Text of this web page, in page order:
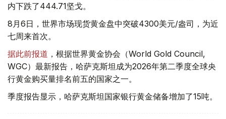
内下跌了444.71坚戈。
8月6日，世界市场现货黄金盘中突破4300美元/盎司，为近
七周来首次。
据此前报道 ，根据世界黄金协会（World Gold Council,
WGC）最新报告，哈萨克斯坦成为2026年第二季度全球央
行黄金购买量排名前五的国家之一。
季度报告显示，哈萨克斯坦国家银行黄金储备增加了15吨。